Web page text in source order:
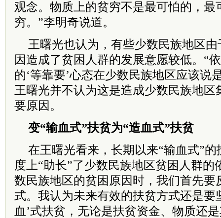
观念。物质上的贫穷不是最可怕的，最
穷。”李明奇说道。
王曙光也认为，有些少数民族地区
因造成了贫困人群的发展意愿较低。“
的‘等靠要’心态在少数民族地区应该说
王曙光并不认为这是造成少数民族地区
要原因。
变“输血式”扶贫为“造血式”扶贫
在王曙光看来，长期以来“输血式”
度上“助长”了少数民族地区贫困人群的
数民族地区的贫困原因时，我们首先要
式。我认为未来有效的扶贫方式还是要
血’式扶贫，无论是扶贫资金、物质还